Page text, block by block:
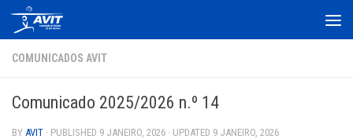
Skip to content
COMUNICADOS AVIT
Comunicado 2025/2026 n.º 14
BY AVIT · PUBLISHED 9 JANEIRO, 2026 · UPDATED 9 JANEIRO, 2026